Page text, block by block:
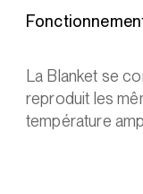
La Blanket se
reproduit les
température